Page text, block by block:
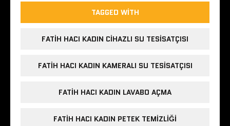
TAGGED WITH
FATIH HACI KADIN CIHAZLI SU TESISATÇISI
FATIH HACI KADIN KAMERALI SU TESISATÇISI
FATIH HACI KADIN LAVABO AÇMA
FATIH HACI KADIN PETEK TEMIZLIĞI